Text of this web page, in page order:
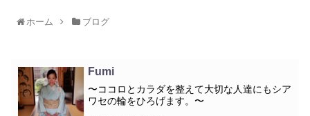
ホーム ブログ
Fumi
〜ココロとカラダを整えて大切な人達にもシア
ワセの輪をひろげます。〜